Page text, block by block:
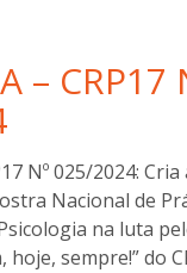
– CRP17
Nº 025/2024:
Nacional de
na luta
sempre!” do